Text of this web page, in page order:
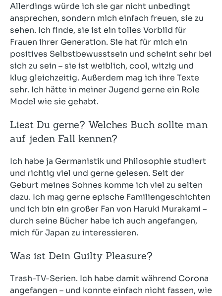
Allerdings würde ich sie gar nicht unbedingt
ansprechen, sondern mich einfach freuen, sie zu
sehen. Ich finde, sie ist ein tolles Vorbild für
Frauen ihrer Generation. Sie hat für mich ein
positives Selbstbewusstsein und scheint sehr bei
sich zu sein – sie ist weiblich, cool, witzig und
klug gleichzeitig. Außerdem mag ich ihre Texte
sehr. Ich hätte in meiner Jugend gerne ein Role
Model wie sie gehabt.
Liest Du gerne? Welches Buch sollte man
auf jeden Fall kennen?
Ich habe ja Germanistik und Philosophie studiert
und richtig viel und gerne gelesen. Seit der
Geburt meines Sohnes komme ich viel zu selten
dazu. Ich mag gerne epische Familiengeschichten
und ich bin ein großer Fan von Haruki Murakami –
durch seine Bücher habe ich auch angefangen,
mich für Japan zu interessieren.
Was ist Dein Guilty Pleasure?
Trash-TV-Serien. Ich habe damit während Corona
angefangen – und konnte einfach nicht fassen, wie